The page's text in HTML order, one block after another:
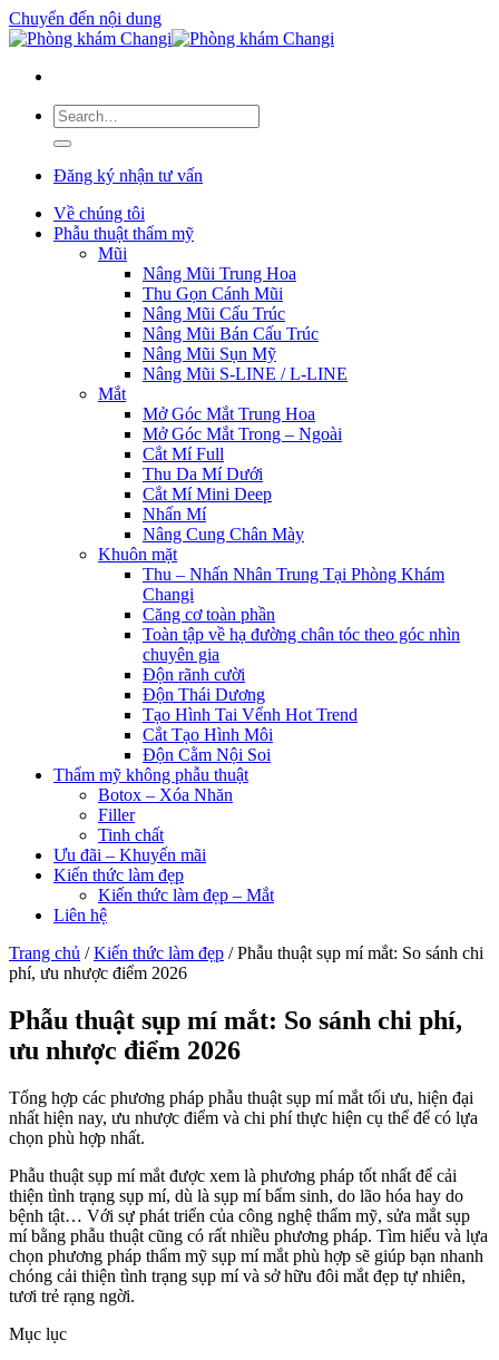
Chuyển đến nội dung
Đăng ký nhận tư vấn
Về chúng tôi
Phẫu thuật thẩm mỹ
Mũi
Nâng Mũi Trung Hoa
Thu Gọn Cánh Mũi
Nâng Mũi Cấu Trúc
Nâng Mũi Bán Cấu Trúc
Nâng Mũi Sụn Mỹ
Nâng Mũi S-LINE / L-LINE
Mắt
Mở Góc Mắt Trung Hoa
Mở Góc Mắt Trong – Ngoài
Cắt Mí Full
Thu Da Mí Dưới
Cắt Mí Mini Deep
Nhấn Mí
Nâng Cung Chân Mày
Khuôn mặt
Thu – Nhấn Nhân Trung Tại Phòng Khám
Changi
Căng cơ toàn phần
Toàn tập về hạ đường chân tóc theo góc nhìn
chuyên gia
Độn rãnh cười
Độn Thái Dương
Tạo Hình Tai Vểnh Hot Trend
Cắt Tạo Hình Môi
Độn Cằm Nội Soi
Thẩm mỹ không phẫu thuật
Botox – Xóa Nhăn
Filler
Tinh chất
Ưu đãi – Khuyến mãi
Kiến thức làm đẹp
Kiến thức làm đẹp – Mắt
Liên hệ
Trang chủ / Kiến thức làm đẹp /Phẫu thuật sụp mí mắt: So sánh chi
phí, ưu nhược điểm 2026
Phẫu thuật sụp mí mắt: So sánh chi phí,
ưu nhược điểm 2026
Tổng hợp các phương pháp phẫu thuật sụp mí mắt tối ưu, hiện đại
nhất hiện nay, ưu nhược điểm và chi phí thực hiện cụ thể để có lựa
chọn phù hợp nhất.
Phẫu thuật sụp mí mắt được xem là phương pháp tốt nhất để cải
thiện tình trạng sụp mí, dù là sụp mí bẩm sinh, do lão hóa hay do
bệnh tật… Với sự phát triển của công nghệ thẩm mỹ, sửa mắt sụp
mí bằng phẫu thuật cũng có rất nhiều phương pháp. Tìm hiểu và lựa
chọn phương pháp thẩm mỹ sụp mí mắt phù hợp sẽ giúp bạn nhanh
chóng cải thiện tình trạng sụp mí và sở hữu đôi mắt đẹp tự nhiên,
tươi trẻ rạng ngời.
Mục lục